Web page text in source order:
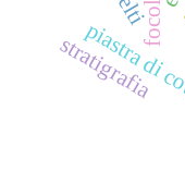
piastra di
stratigrafia